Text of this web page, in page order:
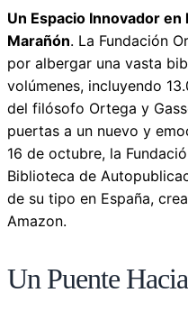
Un Espacio Innovador
Marañón. La Fundación
por albergar una vasta
volúmenes, incluyendo
del filósofo Ortega y
puertas a un nuevo y
16 de octubre, la
Biblioteca de
de su tipo en España,
Amazon.
Un Puente